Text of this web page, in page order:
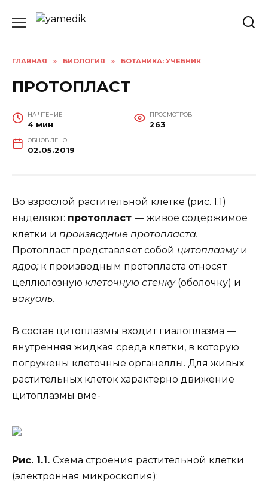
ГЛАВНАЯ » БИОЛОГИЯ » БОТАНИКА: УЧЕБНИК
ПРОТОПЛАСТ
НА ЧТЕНИЕ
4 мин
ПРОСМОТРОВ
263
ОБНОВЛЕНО
02.05.2019
Во взрослой растительной клетке (рис. 1.1)
выделяют: протопласт — живое содержимое
клетки и производные протопласта.
Протопласт представляет собой цитоплазму и
ядро; к производным протопласта относят
целлюлозную клеточную стенку (оболочку) и
вакуоль.
В состав цитоплазмы входит гиалоплазма —
внутренняя жидкая среда клетки, в которую
погружены клеточные органеллы. Для живых
растительных клеток характерно движение
цитоплазмы вме-
Рис. 1.1. Схема строения растительной клетки
(электронная микроскопия):